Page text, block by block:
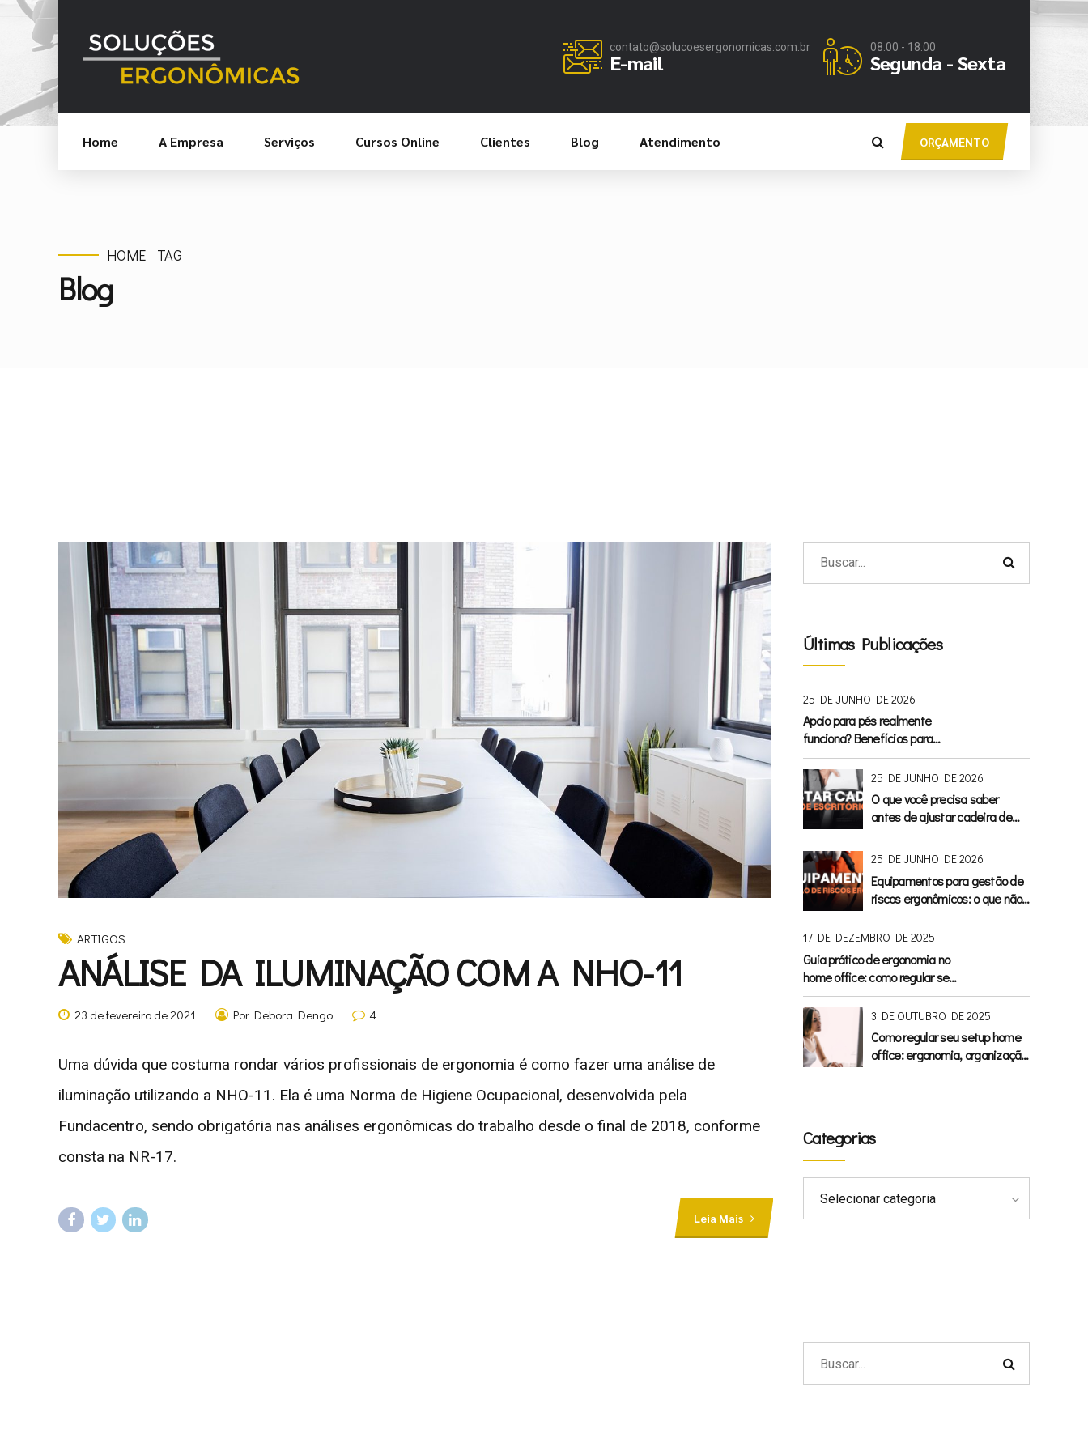
contato@solucoesergonomicas.com.br
E-mail
08:00 - 18:00
Segunda - Sexta
ORÇAMENTO
Home A Empresa Serviços Cursos Online Clientes Blog Atendimento
HOME TAG
Blog
ARTIGOS
ANÁLISE DA ILUMINAÇÃO COM A NHO-11
23 de fevereiro de 2021 Por Debora Dengo 4
Uma dúvida que costuma rondar vários profissionais de ergonomia é como fazer uma análise de
iluminação utilizando a NHO-11. Ela é uma Norma de Higiene Ocupacional, desenvolvida pela
Fundacentro, sendo obrigatória nas análises ergonômicas do trabalho desde o final de 2018, conforme
consta na NR-17.
Leia Mais
Últimas Publicações
25 DE JUNHO DE 2026
Apoio para pés realmente
funciona? Benefícios para
postura, circulação e conforto
25 DE JUNHO DE 2026
O que você precisa saber
antes de ajustar cadeira de
25 DE JUNHO DE 2026
Equipamentos para gestão de
riscos ergonômicos: o que não
17 DE DEZEMBRO DE 2025
Guia prático de ergonomia no
home office: como regular seu
setup para conforto, saúde e
produtividade3 DE OUTUBRO DE 2025
Como regular seu setup home
office: ergonomia, organização
Categorias
Selecionar categoria